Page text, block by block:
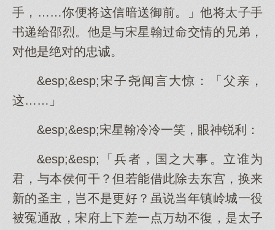
手，……你便将这信暗送御前。」他将太子手
书递给邵烈。他是与宋星翰过命交情的兄弟，
对他是绝对的忠诚。
&esp;&esp;宋子尧闻言大惊：「父亲，
这……」
&esp;&esp;宋星翰冷冷一笑，眼神锐利：
&esp;&esp;「兵者，国之大事。立谁为
君，与本侯何干？但若能借此除去东宫，换来
新的圣主，岂不是更好？虽说当年镇岭城一役
被冤通敌，宋府上下差一点万劫不復，是太子